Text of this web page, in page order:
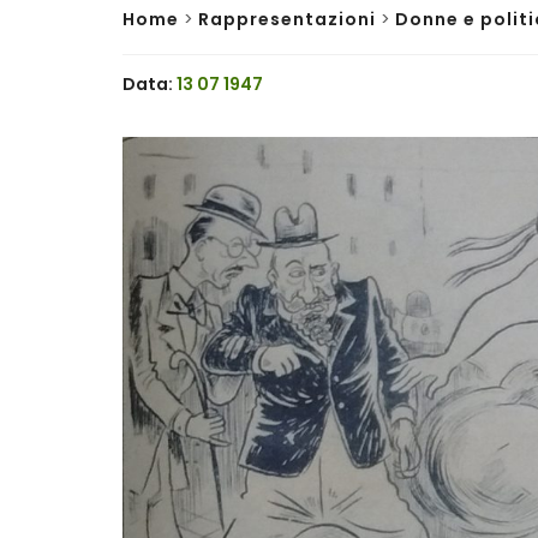
Home > Rappresentazioni > Donne e
Data: 13 07 1947